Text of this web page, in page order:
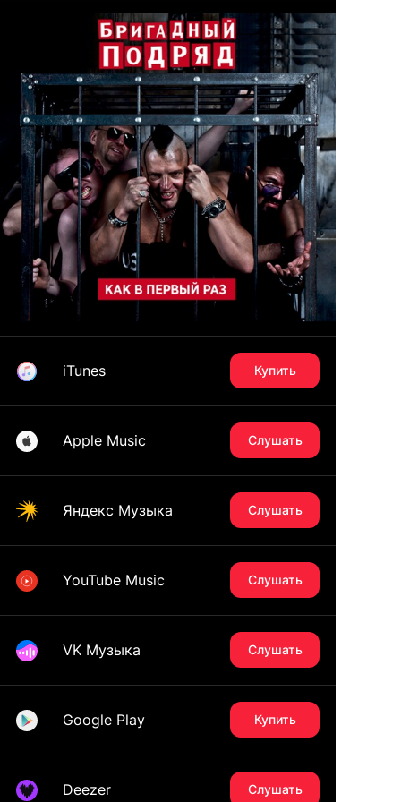
iTunes Купить
Apple Music Слушать
Яндекс Музыка Слушать
YouTube Music Слушать
VK Музыка Слушать
Google Play Купить
Deezer Слушать